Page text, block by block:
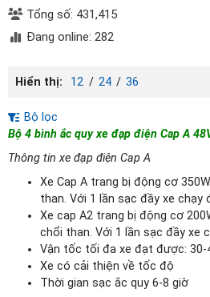
Tổng số: 431,415
Đang online: 282
Hiển thị: 12 / 24 / 36
Bộ lọc
Bộ 4 bình ắc quy xe đạp điện Cap A
Thông tin xe đạp điện Cap A
Xe Cap A trang bị động cơ
than. Với 1 lần sạc đầy xe chạy
Xe cap A2 trang bị động cơ
chổi than. Với 1 lần sạc đầy xe
Vận tốc tối đa xe đạt được: 30-
Xe có cải thiện về tốc độ
Thời gian sạc ắc quy 6-8 giờ